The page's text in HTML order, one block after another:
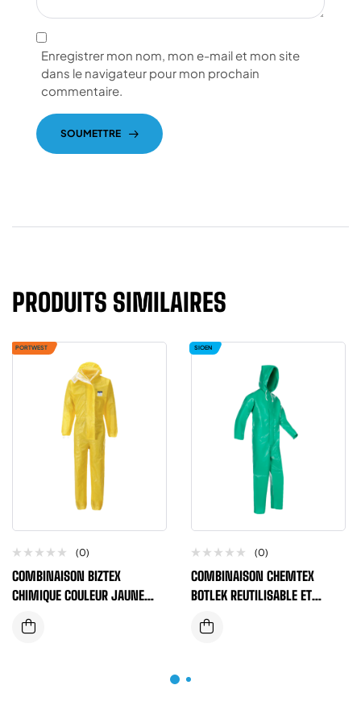
Enregistrer mon nom, mon e-mail et mon site
dans le navigateur pour mon prochain
commentaire.
SOUMETTRE
PRODUITS SIMILAIRES
PORTWEST
(0)
COMBINAISON BIZTEX
CHIMIQUE COULEUR JAUNE
TYPE 3/4/5/6 MICROPOREUSE
SIOEN
(0)
COMBINAISON CHEMTEX
BOTLEK REUTILISABLE ET
SOLIDE COULEUR VERTE TYPE 4